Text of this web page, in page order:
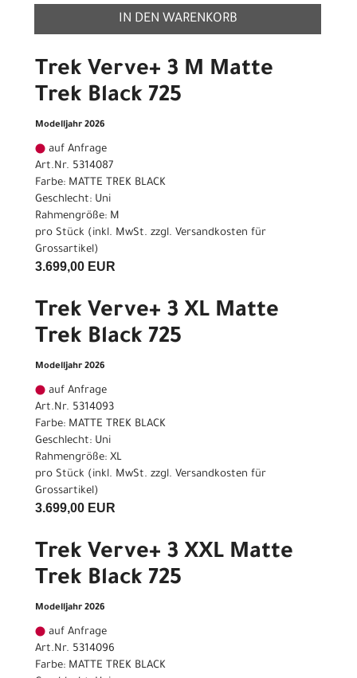
IN DEN WARENKORB
Trek Verve+ 3 M Matte
Trek Black 725
Modelljahr 2026
auf Anfrage
Art.Nr. 5314087
Farbe: MATTE TREK BLACK
Geschlecht: Uni
Rahmengröße: M
pro Stück (inkl. MwSt. zzgl. Versandkosten für
Grossartikel)
3.699,00 EUR
Trek Verve+ 3 XL Matte
Trek Black 725
Modelljahr 2026
auf Anfrage
Art.Nr. 5314093
Farbe: MATTE TREK BLACK
Geschlecht: Uni
Rahmengröße: XL
pro Stück (inkl. MwSt. zzgl. Versandkosten für
Grossartikel)
3.699,00 EUR
Trek Verve+ 3 XXL Matte
Trek Black 725
Modelljahr 2026
auf Anfrage
Art.Nr. 5314096
Farbe: MATTE TREK BLACK